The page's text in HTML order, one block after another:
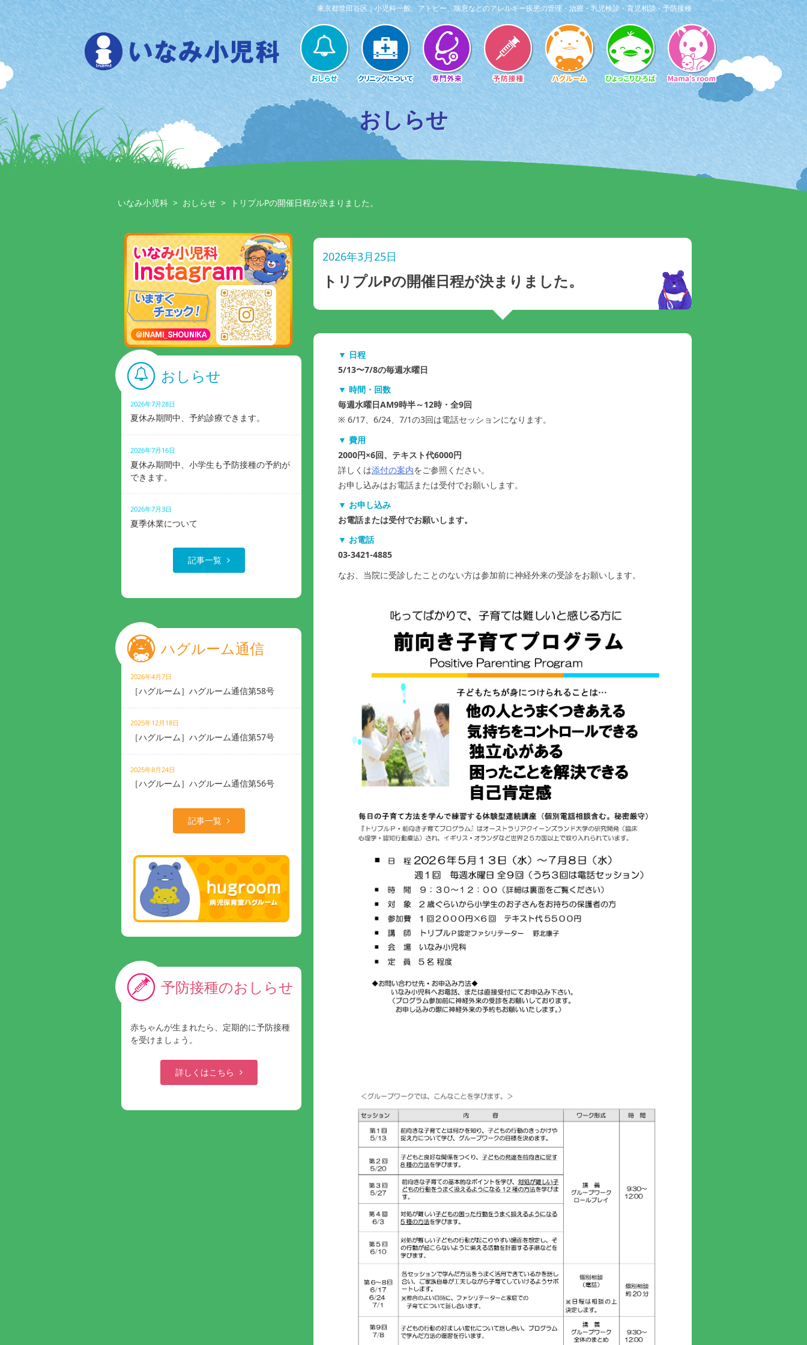
Skip
to
content
東京都世田谷区｜小児科一般、アトピー、喘息などのアレルギー疾患の管理・治療・乳児検診・育児相談・予防接種
おしらせ
いなみ小児科 > おしらせ > トリプルPの開催日程が決まりました。
2026年3月25日
トリプルPの開催日程が決まりました。
▼ 日程
5/13〜7/8の毎週水曜日
▼ 時間・回数
毎週水曜日AM9時半～12時・全9回
※ 6/17、6/24、7/1の3回は電話セッションになります。
▼ 費用
2000円×6回、テキスト代6000円
詳しくは添付の案内をご参照ください。
お申し込みはお電話または受付でお願いします。
▼ お申し込み
お電話または受付でお願いします。
▼ お電話
03-3421-4885
なお、当院に受診したことのない方は参加前に神経外来の受診をお願いします。
おしらせ
2026年7月28日
夏休み期間中、予約診療できます。
2026年7月16日
夏休み期間中、小学生も予防接種の予約が
できます。
2026年7月3日
夏季休業について
記事一覧
ハグルーム通信
2026年4月7日
［ハグルーム］ハグルーム通信第58号
2025年12月18日
［ハグルーム］ハグルーム通信第57号
2025年8月24日
［ハグルーム］ハグルーム通信第56号
記事一覧
予防接種のおしらせ
赤ちゃんが生まれたら、定期的に予防接種
を受けましょう。
詳しくはこちら